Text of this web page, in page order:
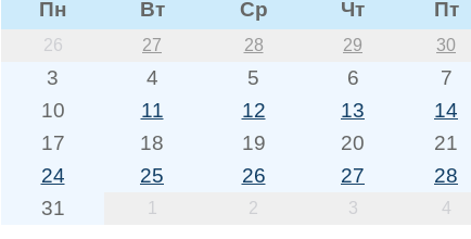
Пн Вт Ср Чт Пт
26 27 28 29 30
3
4 5 6 7
10
11 12 13 14
17
18 19 20 21
24
25 26 27 28
31
1 2 3 4